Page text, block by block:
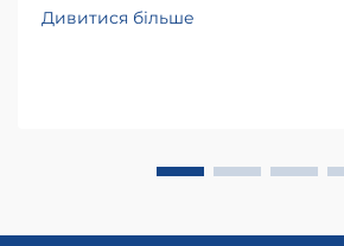
Дивитися більше